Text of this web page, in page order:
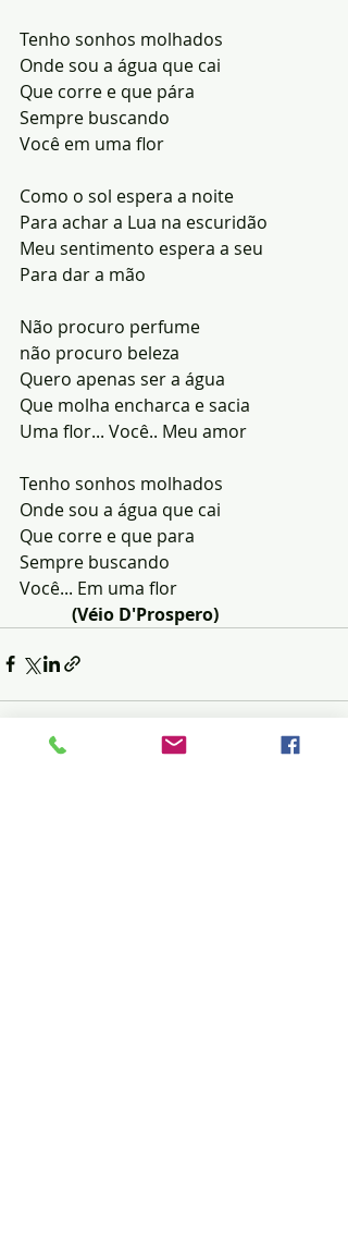
Tenho sonhos molhados
Onde sou a água que cai
Que corre e que pára
Sempre buscando
Você em uma flor
Como o sol espera a noite
Para achar a Lua na escuridão
Meu sentimento espera a seu
Para dar a mão
Não procuro perfume
não procuro beleza
Quero apenas ser a água
Que molha encharca e sacia
Uma flor... Você.. Meu amor
Tenho sonhos molhados
Onde sou a água que cai
Que corre e que para
Sempre buscando
Você... Em uma flor
          (Véio D'Prospero)